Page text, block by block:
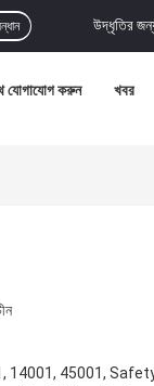
উদ্ধৃতির
যোগাযোগ করুন খবর
14001, 45001,